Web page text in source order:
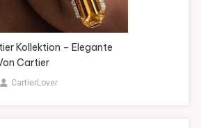
Kollektion – Elegante
Cartier
CartierLover